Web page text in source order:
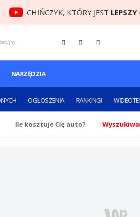
CHIŃCZYK, KTÓRY JEST LEPSZY
OGŁOSZENIA RANKINGI
NARZĘDZIA
Ile kosztuje Cię auto?